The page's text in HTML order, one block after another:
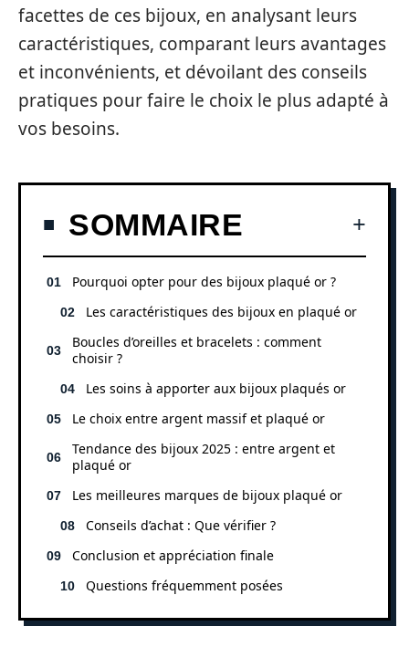
facettes de ces bijoux, en analysant leurs
caractéristiques, comparant leurs avantages
et inconvénients, et dévoilant des conseils
pratiques pour faire le choix le plus adapté à
vos besoins.
SOMMAIRE
Pourquoi opter pour des bijoux plaqué or ?
Les caractéristiques des bijoux en plaqué or
Boucles d’oreilles et bracelets : comment
choisir ?
Les soins à apporter aux bijoux plaqués or
Le choix entre argent massif et plaqué or
Tendance des bijoux 2025 : entre argent et
plaqué or
Les meilleures marques de bijoux plaqué or
Conseils d’achat : Que vérifier ?
Conclusion et appréciation finale
Questions fréquemment posées